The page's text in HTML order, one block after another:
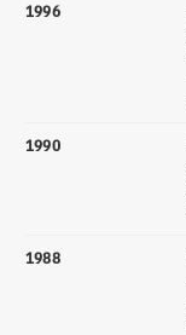
1996
1990
1988